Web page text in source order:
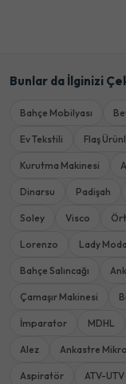
Bunlar da İlginizi
Bahçe Mobilyası
Ev Tekstili Flaş
Kurutma Makinesi
Dinarsu Padişah
Soley Visco
Lorenzo Lady Moda
Bahçe Salıncağı
Çamaşır Makinesi
İmparator MDHL
Alez Ankastre
Aspiratör ATV-UTV